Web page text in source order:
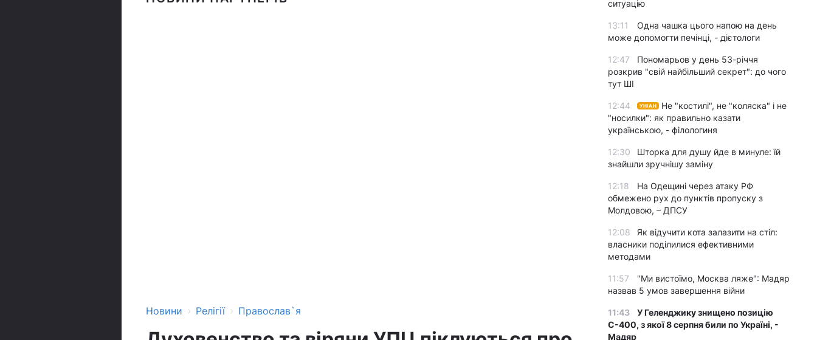
Новини › Релігії › Православ`я
ситуацію
13:11
Одна чашка цього напою на день
може допомогти печінці, - дієтологи
12:47
Пономарьов у день 53-річчя
розкрив "свій найбільший секрет": до чого
тут ШІ
12:44 УНІАН
Не "костилі", не "коляска" і не
"носилки": як правильно казати
українською, - філологиня
12:30
Шторка для душу йде в минуле: їй
знайшли зручнішу заміну
12:18
На Одещині через атаку РФ
обмежено рух до пунктів пропуску з
Молдовою, – ДПСУ
12:08
Як відучити кота залазити на стіл:
власники поділилися ефективними
методами
11:57
"Ми вистоїмо, Москва ляже": Мадяр
назвав 5 умов завершення війни
11:43
У Геленджику знищено позицію
С-400, з якої 8 серпня били по Україні, -
Мадяр